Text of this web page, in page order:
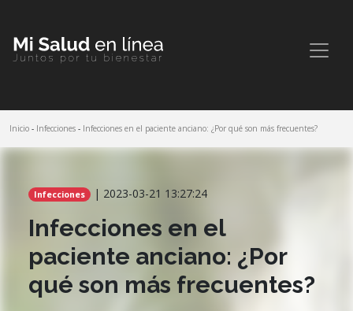
Comparte este artículo
Inicio - Infecciones - Infecciones en el paciente anciano: ¿Por qué son más frecuentes?
Infecciones | 2023-03-21 13:27:24
Infecciones en el
paciente anciano: ¿Por
qué son más frecuentes?